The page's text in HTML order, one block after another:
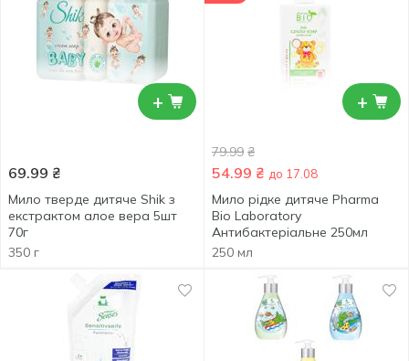
+
69.99 ₴
Мило тверде дитяче Shik з
екстрактом алое вера 5шт
70г
350 г
+
79.99 ₴
54.99 ₴ до 17.08
Мило рідке дитяче Pharma
Bio Laboratory
Антибактеріальне 250мл
250 мл